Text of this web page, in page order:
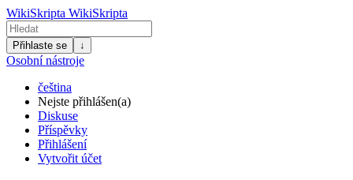
WikiSkripta WikiSkripta
Přihlaste se ↓
Osobní nástroje
čeština
Nejste přihlášen(a)
Diskuse
Příspěvky
Přihlášení
Vytvořit účet